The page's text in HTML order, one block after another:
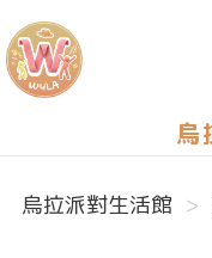
烏拉派對生活館
烏拉派對生活館